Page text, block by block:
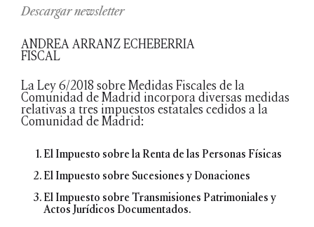
Descargar newsletter
ANDREA ARRANZ ECHEBERRIA
FISCAL
La Ley 6/2018 sobre Medidas Fiscales de la
Comunidad de Madrid incorpora diversas medidas
relativas a tres impuestos estatales cedidos a la
Comunidad de Madrid:
El Impuesto sobre la Renta de las Personas Físicas
El Impuesto sobre Sucesiones y Donaciones
El Impuesto sobre Transmisiones Patrimoniales y
Actos Jurídicos Documentados.